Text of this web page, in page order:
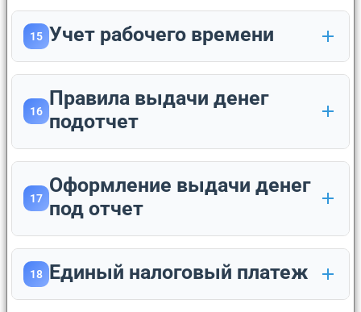
15 Учет рабочего времени
16
Правила выдачи денег
подотчет
17
Оформление выдачи денег
под отчет
18 Единый налоговый платеж